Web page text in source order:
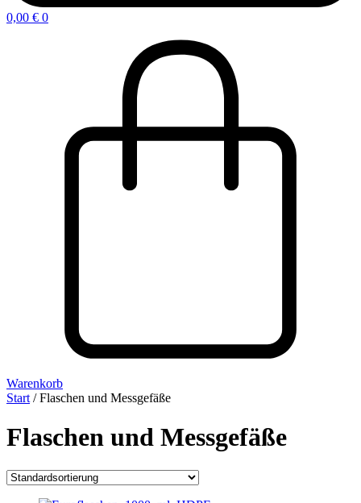
0,00 € 0
Warenkorb
Start / Flaschen und Messgefäße
Flaschen und Messgefäße